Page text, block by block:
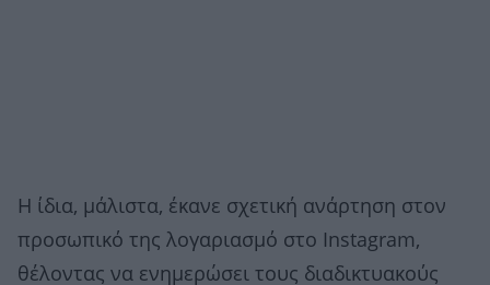
Η ίδια, μάλιστα, έκανε σχετική ανάρτηση στον
προσωπικό της λογαριασμό στο Instagram,
θέλοντας να ενημερώσει τους διαδικτυακούς